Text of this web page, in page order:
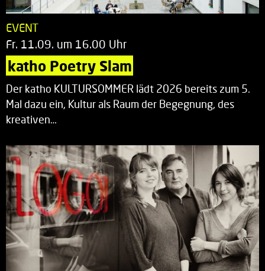
EVENT
Fr. 11.09. um 16.00 Uhr
katho Poetry Slam
Der katho KULTURSOMMER lädt 2026 bereits zum 5.
Mal dazu ein, Kultur als Raum der Begegnung, des
kreativen…